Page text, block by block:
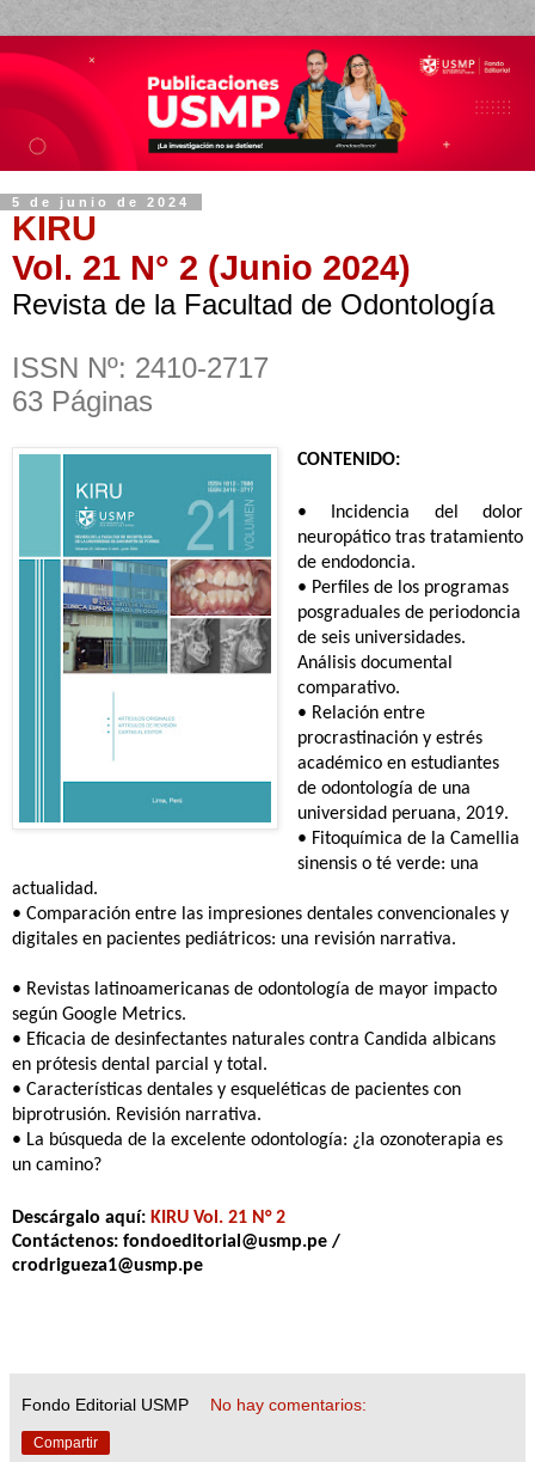
5 de junio de 2024
KIRU
Vol. 21 N° 2 (Junio 2024)
Revista de la Facultad de Odontología
ISSN Nº: 2410-2717
63 Páginas
CONTENIDO:
•
Incidencia del dolor
neuropático tras tratamiento
de endodoncia.
• Perfiles de los programas
posgraduales de periodoncia
de seis universidades.
Análisis documental
comparativo.
• Relación entre
procrastinación y estrés
académico en estudiantes
de odontología de una
universidad peruana, 2019.
• Fitoquímica de la Camellia
sinensis o té verde: una
actualidad.
• Comparación entre las impresiones dentales convencionales y
digitales en pacientes pediátricos: una revisión narrativa.
• Revistas latinoamericanas de odontología de mayor impacto
según Google Metrics.
• Eficacia de desinfectantes naturales contra Candida albicans
en prótesis dental parcial y total.
• Características dentales y esqueléticas de pacientes con
biprotrusión. Revisión narrativa.
• La búsqueda de la excelente odontología: ¿la ozonoterapia es
un camino?
Descárgalo aquí: KIRU Vol. 21 N° 2
Contáctenos: fondoeditorial@usmp.pe /
crodrigueza1@usmp.pe
Fondo Editorial USMP No hay comentarios:
Compartir